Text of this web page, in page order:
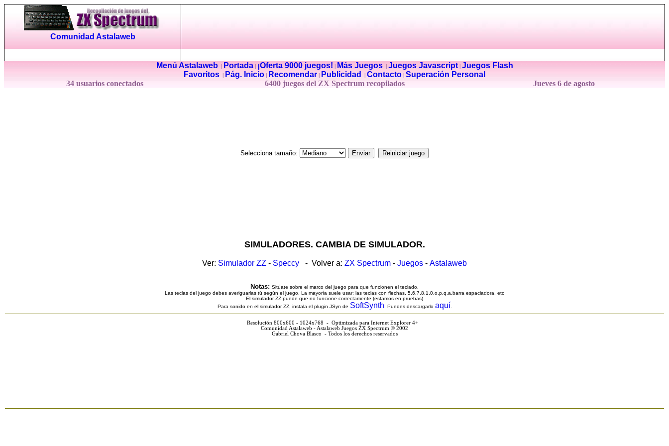
Comunidad Astalaweb
Menú Astalaweb| Portada| ¡Oferta 9000 juegos! Más Juegos| Juegos Javascript| Juegos Flash
Favoritos
Pág. Inicio Recomendar Publicidad Contacto Superación Personal
34 usuarios conectados
6400 juegos del ZX Spectrum recopilados Jueves 6 de agosto
Selecciona tamaño:
SIMULADORES. CAMBIA DE SIMULADOR.
Ver: Simulador ZZ - Speccy - Volver a: ZX Spectrum - Juegos - Astalaweb
Notas: Sitúate sobre el marco del juego para que funcionen el teclado.
Las teclas del juego debes averiguarlas tú según el juego. La mayoría suele usar: las teclas con flechas, 5,6,7,8,1,0,o,p,q,a,barra espaciadora, etc
El simulador ZZ puede que no funcione correctamente (estamos en pruebas)
Para sonido en el simulador ZZ, instala el plugin JSyn de SoftSynth . Puedes descargarlo aquí
Resolución 800x600 - 1024x768 - Optimizada para Internet Explorer 4+
Comunidad Astalaweb - Astalaweb Juegos ZX Spectrum © 2002
Gabriel Chova Blasco - Todos los derechos reservados